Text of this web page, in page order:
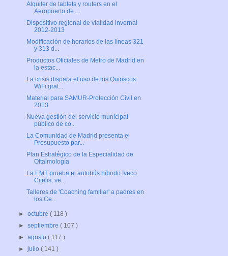
Alquiler de tablets y routers en el
Aeropuerto de ...
Dispositivo regional de vialidad invernal
2012-2013
Modificación de horarios de las líneas 321
y 313 d...
Productos Oficiales de Metro de Madrid en
la estac...
La crisis dispara el uso de los Quioscos
WiFi grat...
Material para SAMUR-Protección Civil en
2013
Nueva gestión del servicio municipal
público de co...
La Comunidad de Madrid presenta el
Presupuesto par...
Plan Estratégico de la Especialidad de
Oftalmología
La EMT prueba el autobús híbrido Iveco
Citelis, ve...
Talleres de 'Coaching familiar' a padres en
los Ce...
►octubre( 118 )
►septiembre( 107 )
►agosto( 117 )
►julio( 141 )